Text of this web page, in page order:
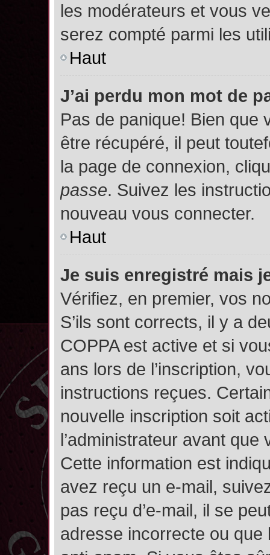
les modérateurs et vous
serez compté parmi les
Haut
J’ai perdu mon mot de
Pas de panique! Bien que
être récupéré, il peut
la page de connexion,
passe. Suivez les
nouveau vous connecter.
Haut
Je suis enregistré mais
Vérifiez, en premier, vos
S’ils sont corrects, il y a
COPPA est active et si
ans lors de l’inscription,
instructions reçues.
nouvelle inscription soit
l’administrateur avant
Cette information est
avez reçu un e-mail,
pas reçu d’e-mail, il se
adresse incorrecte ou que